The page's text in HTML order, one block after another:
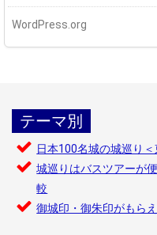
WordPress.org
テーマ別
日本100名城の城巡り＜
城巡りはバスツアーが
較
御城印・御朱印がもら